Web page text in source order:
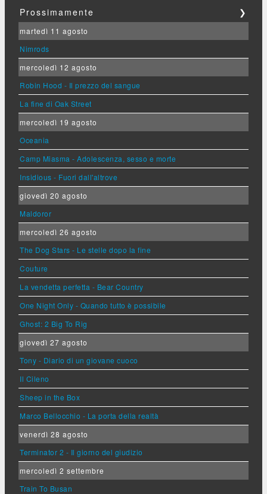
Prossimamente ❯
martedì 11 agosto
Nimrods
mercoledì 12 agosto
Robin Hood - Il prezzo del sangue
La fine di Oak Street
mercoledì 19 agosto
Oceania
Camp Miasma - Adolescenza, sesso e morte
Insidious - Fuori dall'altrove
giovedì 20 agosto
Maldoror
mercoledì 26 agosto
The Dog Stars - Le stelle dopo la fine
Couture
La vendetta perfetta - Bear Country
One Night Only - Quando tutto è possibile
Ghost: 2 Big To Rig
giovedì 27 agosto
Tony - Diario di un giovane cuoco
Il Cileno
Sheep in the Box
Marco Bellocchio - La porta della realtà
venerdì 28 agosto
Terminator 2 - Il giorno del giudizio
mercoledì 2 settembre
Train To Busan